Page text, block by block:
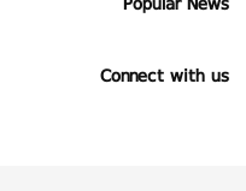
Connect with us